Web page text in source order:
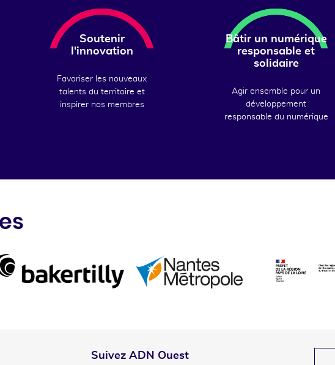
Soutenir
l'innovation
Favoriser les nouveaux
talents du territoire et
inspirer nos membres
Bâtir un numérique
responsable et
solidaire
Agir ensemble pour un
développement
responsable du numérique
Suivez ADN Ouest